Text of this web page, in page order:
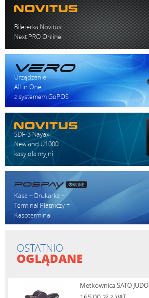
Bileterka Novitus
Next PRO Online
Urządzenie
All in One
z systemem GoPOS
SDF-3 Nayax
Newland U1000
kasy dla myjni
Kasa + Drukarka +
Terminal Płatniczy =
Kasoterminal
OSTATNIO
OGLĄDANE
Metkownica SATO JUDO